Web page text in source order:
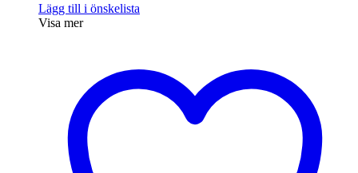
Lägg till i önskelista
Visa mer